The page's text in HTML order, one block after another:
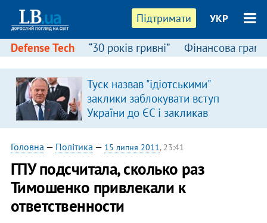
Підтримати УКР
Defense Tech “30 років гривні” Фінансова
Туск назвав "ідіотськими"
заклики заблокувати вступ
України до ЄС і закликав
припинити антиукраїнську
риторику
Головна — Політика — 15 липня 2011, 23:41
ГПУ подсчитала, сколько раз
Тимошенко привлекали к
ответственности